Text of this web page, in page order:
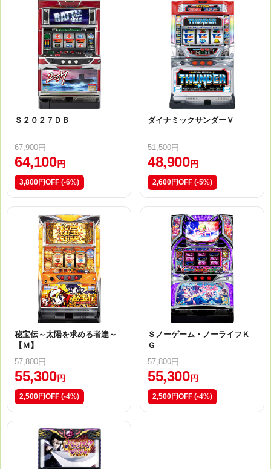
Ｓ２０２７ＤＢ
67,900円
64,100 円
3,800円OFF (-6%)
ダイナミックサンダーＶ
51,500円
48,900 円
2,600円OFF (-5%)
秘宝伝～太陽を求める者達～
【Ｍ】
57,800円
55,300 円
2,500円OFF (-4%)
Ｓノーゲーム・ノーライフＫ
Ｇ
57,800円
55,300 円
2,500円OFF (-4%)